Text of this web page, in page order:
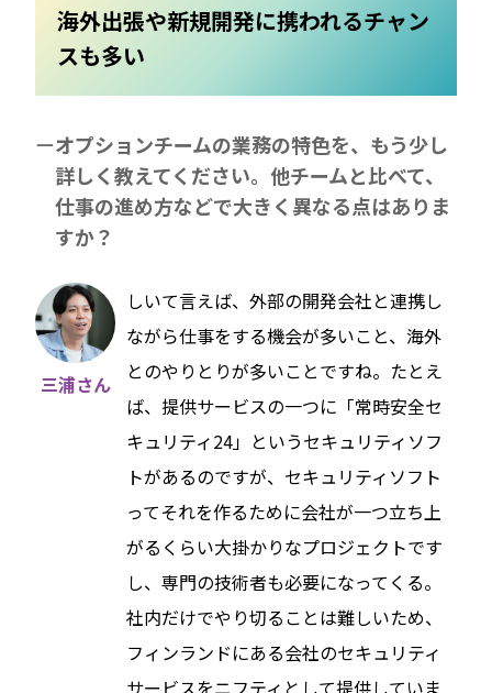
海外出張や新規開発に携われるチャン
スも多い
オプションチームの業務の特色を、もう少し
詳しく教えてください。他チームと比べて、
仕事の進め方などで大きく異なる点はありま
すか？
三浦さん
しいて言えば、外部の開発会社と連携し
ながら仕事をする機会が多いこと、海外
とのやりとりが多いことですね。たとえ
ば、提供サービスの一つに「常時安全セ
キュリティ24」というセキュリティソフ
トがあるのですが、セキュリティソフト
ってそれを作るために会社が一つ立ち上
がるくらい大掛かりなプロジェクトです
し、専門の技術者も必要になってくる。
社内だけでやり切ることは難しいため、
フィンランドにある会社のセキュリティ
サービスをニフティとして提供していま